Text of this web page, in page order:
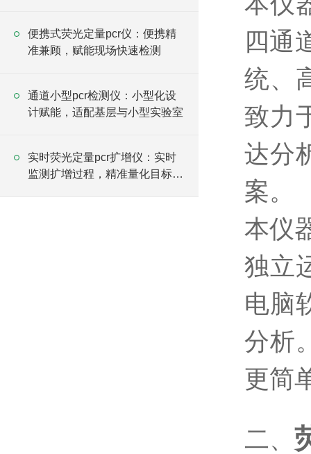
便携式荧光定量pcr仪：便携精
准兼顾，赋能现场快速检测
通道小型pcr检测仪：小型化设
计赋能，适配基层与小型实验室
实时荧光定量pcr扩增仪：实时
监测扩增过程，精准量化目标成
四通
统、
致力
达分
案。
本仪
独立
电脑
分析
更简
二、